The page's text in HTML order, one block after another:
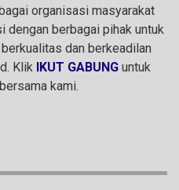
organisasi masyarakat
dengan berbagai pihak untuk
dan berkeadilan
Klik IKUT GABUNG untuk
kami.